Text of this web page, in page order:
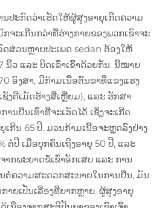
ປະກົດວ່າເຮັດໃຫ້ຜູ້ສູງອາຍຸເກີດຄວາມ
ກຈະເກີນກວ່າທີ່ຮ່າງກາຍຂອງພວກເຂົາຈະ
ດສ່ວນຫຼາຍປະເພດ sedan ຕ້ອງໃຫ້
ນິ້ວ ແລະ ບິດເຂົ່າເຂົ້າດ້ວຍກັນ. ນີ້ໝາຍ
ອົງສາ, ມີກ້າມເນື້ອຕົ້ນຂາທີ່ແຂງແຮງ
ງຕີເມັດຮ້າງສີ່ເຫຼີ່ຍມ), ແລະ ຮັກສາ
ນຢືນເທົ່າທີ່ຈະເຮັດໄດ້ ເຊິ່ງຈະເກີດ
ກີນ 65 ປີ. ມວນກ້າມເນື້ອຈະຫຼຸດລົງຢ່າງ
ຕໍ່ປີ ເມື່ອບຸກຄົນເຖິງອາຍຸ 50 ປີ, ແລະ
າກພະຍາດຂໍ້ເຂົ່າອັກເສບ ແລະ ການ
ຕໍ່ຄວາມສະດວກສະບາຍໃນການຢືນ, ມັນ
າຍເປັນເລື່ອງທີ່ຍາກຫຼາຍ. ຜູ້ສູງອາຍຸ